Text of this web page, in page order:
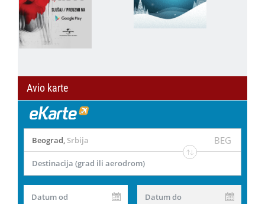
Avio karte
Beograd, Srbija BEG
Destinacija (grad ili aerodrom)
Datum od Datum do